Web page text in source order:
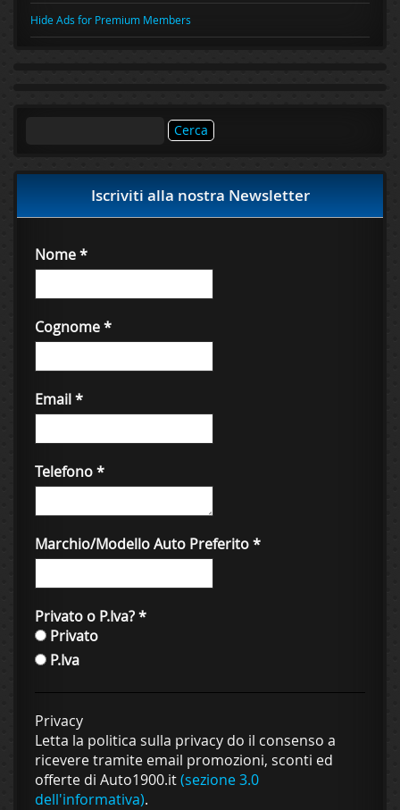
Hide Ads for Premium Members
Iscriviti alla nostra Newsletter
Nome*
Cognome*
Email*
Telefono*
Marchio/Modello Auto Preferito*
Privato o P.Iva?*
Privato
P.Iva
Privacy
Letta la politica sulla privacy do il consenso a
ricevere tramite email promozioni, sconti ed
offerte di Auto1900.it(sezione 3.0
dell'informativa).